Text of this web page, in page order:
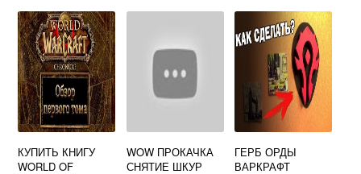
КУПИТЬ КНИГУ
WORLD OF
WOW ПРОКАЧКА
СНЯТИЕ ШКУР
ГЕРБ ОРДЫ
ВАРКРАФТ